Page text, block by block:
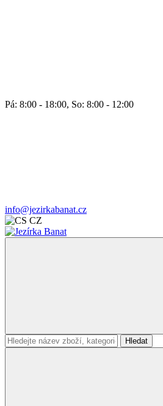
Pá: 8:00 - 18:00, So: 8:00 - 12:00
info@jezirkabanat.cz
CZ
Hledat